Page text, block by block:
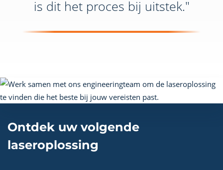
is dit het proces bij uitstek."
Ontdek uw volgende
laseroplossing